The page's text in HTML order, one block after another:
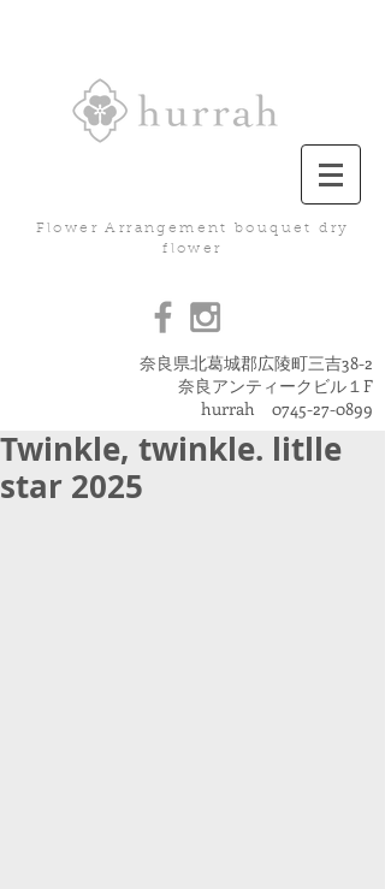
Flower Arrangement bouquet dry
flower
奈良県北葛城郡広陵町三吉38-2
奈良アンティークビル１F
hurrah 0745-27-0899
Twinkle, twinkle. litlle
star 2025